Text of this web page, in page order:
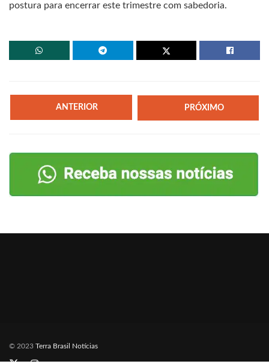
postura para encerrar este trimestre com sabedoria.
ANTERIOR PRÓXIMO
© 2023 Terra Brasil Notícias